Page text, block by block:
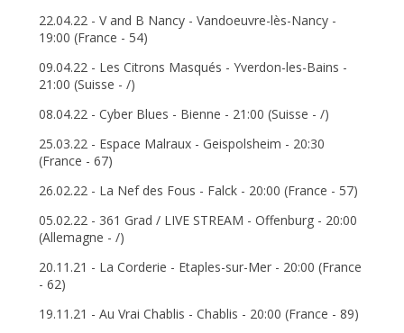
22.04.22 - V and B Nancy - Vandoeuvre-lès-Nancy -
19:00 (France - 54)
09.04.22 - Les Citrons Masqués - Yverdon-les-Bains -
21:00 (Suisse - /)
08.04.22 - Cyber Blues - Bienne - 21:00 (Suisse - /)
25.03.22 - Espace Malraux - Geispolsheim - 20:30
(France - 67)
26.02.22 - La Nef des Fous - Falck - 20:00 (France - 57)
05.02.22 - 361 Grad / LIVE STREAM - Offenburg - 20:00
(Allemagne - /)
20.11.21 - La Corderie - Etaples-sur-Mer - 20:00 (France
- 62)
19.11.21 - Au Vrai Chablis - Chablis - 20:00 (France - 89)